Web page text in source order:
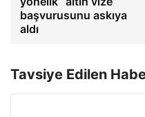
başvurusunu askıya
aldı
Tavsiye Edilen